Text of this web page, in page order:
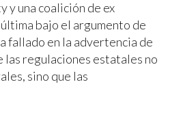
y una coalición de ex
bajo el argumento de
fallado en la advertencia de
las regulaciones estatales no
sino que las